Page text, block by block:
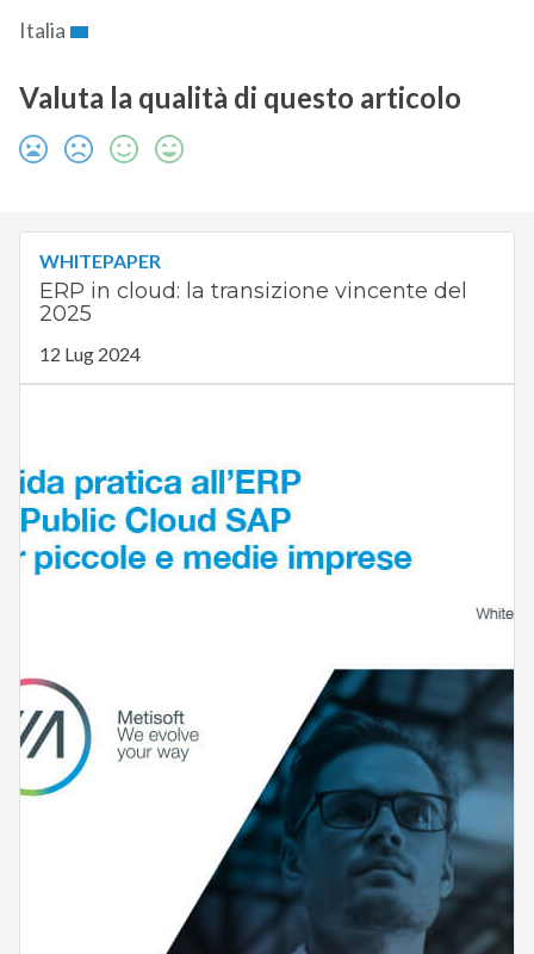
Italia
Valuta la qualità di questo articolo
WHITEPAPER
ERP in cloud: la transizione vincente del
2025
12 Lug 2024